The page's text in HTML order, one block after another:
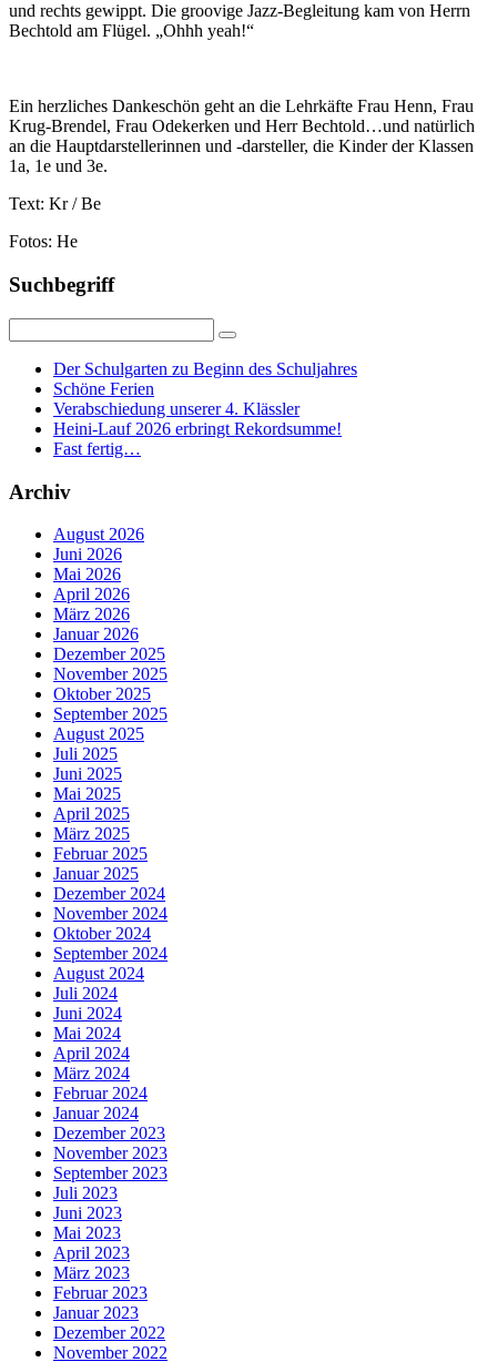
und rechts gewippt. Die groovige Jazz-Begleitung kam von Herrn
Bechtold am Flügel. „Ohhh yeah!“
Ein herzliches Dankeschön geht an die Lehrkäfte Frau Henn, Frau
Krug-Brendel, Frau Odekerken und Herr Bechtold…und natürlich
an die Hauptdarstellerinnen und -darsteller, die Kinder der Klassen
1a, 1e und 3e.
Text: Kr / Be
Fotos: He
Suchbegriff
Der Schulgarten zu Beginn des Schuljahres
Schöne Ferien
Verabschiedung unserer 4. Klässler
Heini-Lauf 2026 erbringt Rekordsumme!
Fast fertig…
Archiv
August 2026
Juni 2026
Mai 2026
April 2026
März 2026
Januar 2026
Dezember 2025
November 2025
Oktober 2025
September 2025
August 2025
Juli 2025
Juni 2025
Mai 2025
April 2025
März 2025
Februar 2025
Januar 2025
Dezember 2024
November 2024
Oktober 2024
September 2024
August 2024
Juli 2024
Juni 2024
Mai 2024
April 2024
März 2024
Februar 2024
Januar 2024
Dezember 2023
November 2023
September 2023
Juli 2023
Juni 2023
Mai 2023
April 2023
März 2023
Februar 2023
Januar 2023
Dezember 2022
November 2022